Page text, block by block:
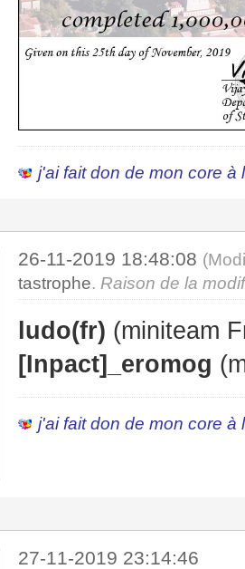
j'ai fait don de mon core à
26-11-2019 18:48:08
tastrophe. Raison de la
ludo(fr) (miniteam
[Inpact]_eromog
j'ai fait don de mon core à
27-11-2019 23:14:46